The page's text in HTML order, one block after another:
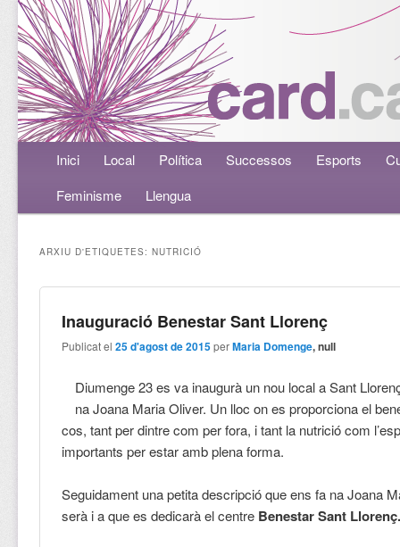
Menú principalAneu al contingut principal
Aneu al contingut secundari
Inici Local Política Successos Esports
Feminisme
Llengua
ARXIU D'ETIQUETES:NUTRICIÓ
Inauguració Benestar Sant Llorenç
Publicat el25 d'agost de 2015 perMaria Domenge, null
Diumenge 23 es va inaugurà un nou local a Sant
na Joana Maria Oliver. Un lloc on es proporciona el
cos, tant per dintre com per fora, i tant la nutrició com
importants per estar amb plena forma.
Seguidament una petita descripció que ens fa na Joana
serà i a que es dedicarà el centre Benestar Sant